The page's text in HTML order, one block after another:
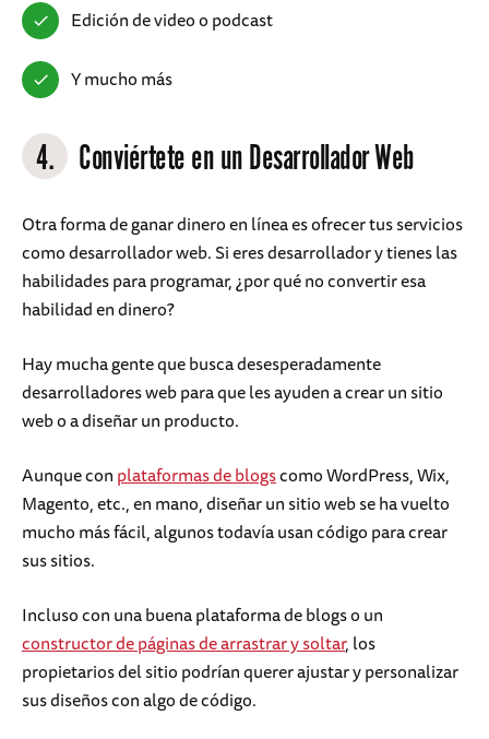
Edición de video o podcast
Y mucho más
4. Conviértete en un Desarrollador Web
Otra forma de ganar dinero en línea es ofrecer tus servicios
como desarrollador web. Si eres desarrollador y tienes las
habilidades para programar, ¿por qué no convertir esa
habilidad en dinero?
Hay mucha gente que busca desesperadamente
desarrolladores web para que les ayuden a crear un sitio
web o a diseñar un producto.
Aunque conplataformas de blogscomo WordPress, Wix,
Magento, etc., en mano, diseñar un sitio web se ha vuelto
mucho más fácil, algunos todavía usan código para crear
sus sitios.
Incluso con una buena plataforma de blogs o un
constructor de páginas de arrastrar y soltar, los
propietarios del sitio podrían querer ajustar y personalizar
sus diseños con algo de código.